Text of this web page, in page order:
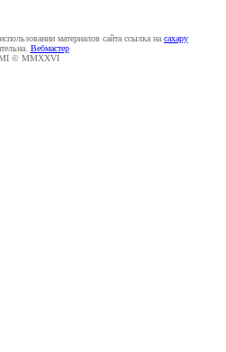
материалов сайта ссылка на caxapу
Вебмастер
© MMXXVI